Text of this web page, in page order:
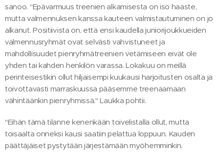
sanoo. "Epävarmuus treenien alkamisesta on iso haaste,
mutta valmennuksen kanssa kauteen valmistautuminen on jo
alkanut. Positiivista on, että ensi kaudella juniorijoukkueiden
valmennusryhmät ovat selvästi vahvistuneet ja
mahdollisuudet pienryhmätreenien vetämiseen eivät ole
yhden tai kahden henkilön varassa. Lokakuu on meillä
perinteisestikin ollut hiljaisempi kuukausi harjoitusten osalta ja
toivottavasti marraskuussa pääsemme treenaamaan
vähintäänkin pienryhmissä." Laukka pohtii.
"Eihän tämä tilanne kenenkään toivelistalla ollut, mutta
toisaalta onneksi kausi saatiin pelattua loppuun. Kauden
päättäjäiset pystytään järjestämään myöhemminkin.